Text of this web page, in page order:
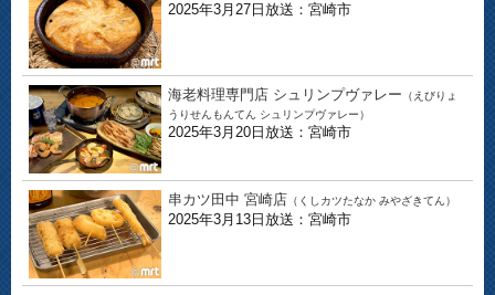
2025年3月27日放送：宮崎市
海老料理専門店 シュリンプヴァレー （えびりょ
うりせんもんてん シュリンプヴァレー）
2025年3月20日放送：宮崎市
串カツ田中 宮崎店 （くしカツたなか みやざきてん）
2025年3月13日放送：宮崎市